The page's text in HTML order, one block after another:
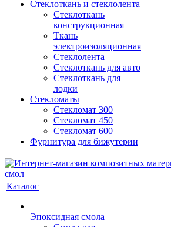
Стеклоткань и стеклолента
Стеклоткань
конструкционная
Ткань
электроизоляционная
Стеклолента
Стеклоткань для авто
Стеклоткань для
лодки
Стекломаты
Стекломат 300
Стекломат 450
Стекломат 600
Фурнитура для бижутерии
Каталог
Эпоксидная смола